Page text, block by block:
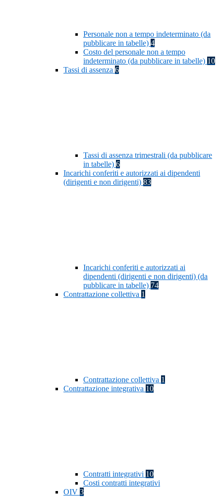
Personale non a tempo indeterminato (da
pubblicare in tabelle) 4
Costo del personale non a tempo
indeterminato (da pubblicare in tabelle) 10
Tassi di assenza 6
Tassi di assenza trimestrali (da pubblicare
in tabelle) 6
Incarichi conferiti e autorizzati ai dipendenti
(dirigenti e non dirigenti) 83
Incarichi conferiti e autorizzati ai
dipendenti (dirigenti e non dirigenti) (da
pubblicare in tabelle) 74
Contrattazione collettiva 1
Contrattazione collettiva 1
Contrattazione integrativa 10
Contratti integrativi 10
Costi contratti integrativi
OIV 3